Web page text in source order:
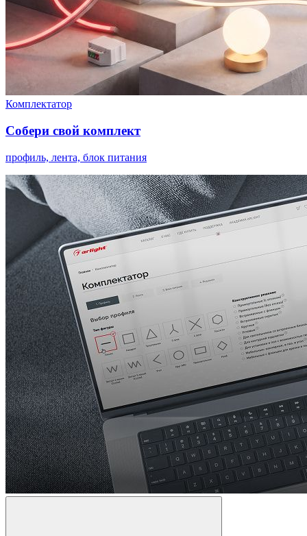
Комплектатор
Собери свой комплект
профиль, лента, блок питания